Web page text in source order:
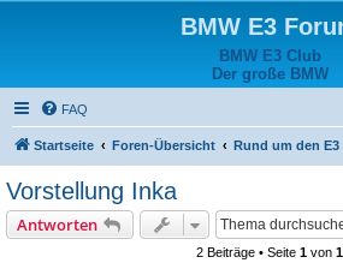
BMW E3
BMW E3 Club
Der große BMW
FAQ
Startseite Foren-Übersicht Rund um den E3
Vorstellung Inka
Antworten
2 Beiträge • Seite 1 von 1